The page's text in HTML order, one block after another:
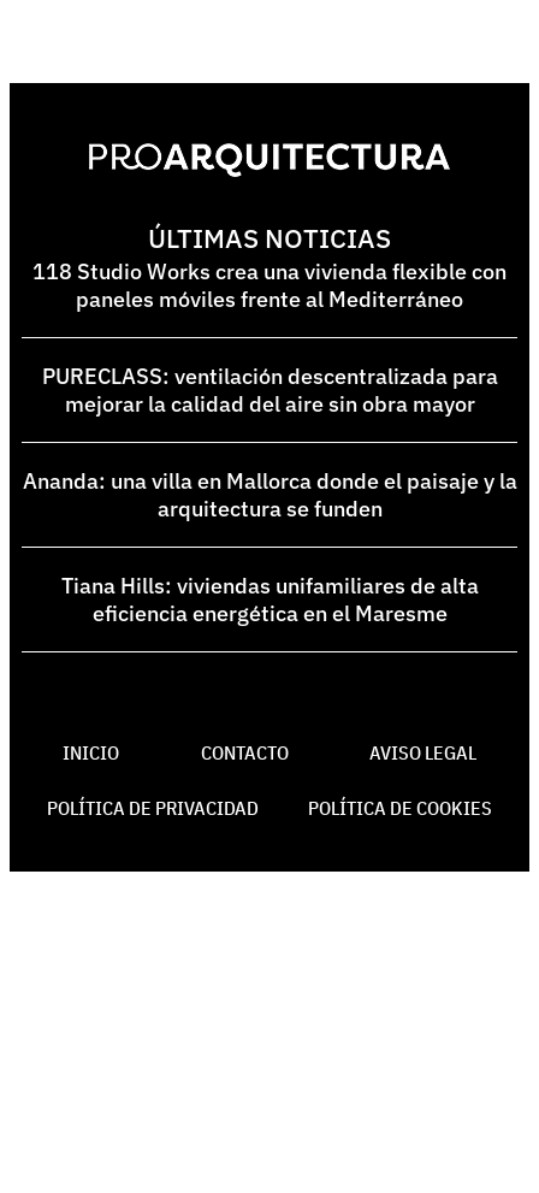
ÚLTIMAS NOTICIAS
118 Studio Works crea una vivienda flexible con
paneles móviles frente al Mediterráneo
PURECLASS: ventilación descentralizada para
mejorar la calidad del aire sin obra mayor
Ananda: una villa en Mallorca donde el paisaje y la
arquitectura se funden
Tiana Hills: viviendas unifamiliares de alta
eficiencia energética en el Maresme
INICIO CONTACTO AVISO LEGAL
POLÍTICA DE PRIVACIDAD POLÍTICA DE COOKIES